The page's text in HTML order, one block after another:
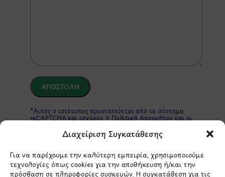
Διαχείριση Συγκατάθεσης
Για να παρέχουμε την καλύτερη εμπειρία, χρησιμοποιούμε
τεχνολογίες όπως cookies για την αποθήκευση ή/και την
πρόσβαση σε πληροφορίες συσκευών. Η συγκατάθεση για τις
*Αυτός ο ιστότοπος προστατεύεται από το σύστημα
reCAPTCHA και ισχύουν η Πολιτική Απορρήτου και οι
ΣΤΟΙΧΕΙΑ ΕΠΙΚΟΙΝΩΝΙΑΣ